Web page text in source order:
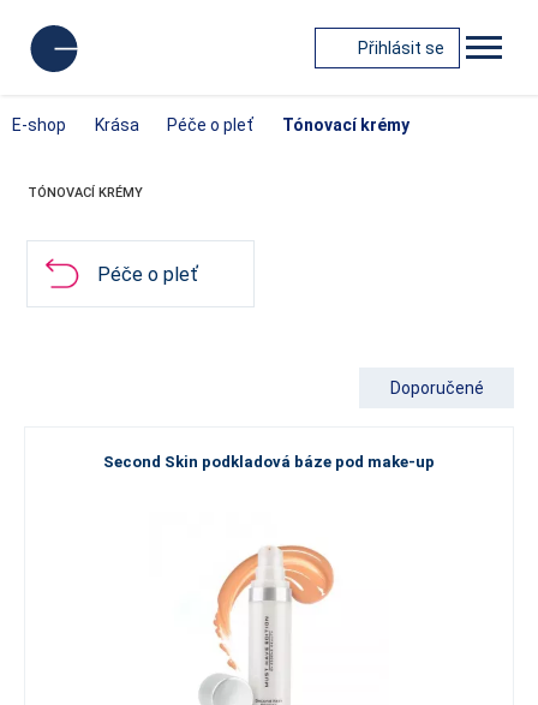
Přihlásit se
E-shop Krása Péče o pleť Tónovací krémy
TÓNOVACÍ KRÉMY
Péče o pleť
Doporučené
Second Skin podkladová báze pod make-up